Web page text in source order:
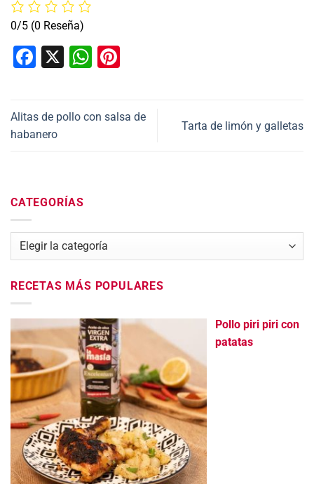
0/5 (0 Reseña)
Facebook
X WhatsApp
Alitas de pollo con salsa de
habanero
Tarta de limón y galletas
CATEGORÍAS
Categorías
RECETAS MÁS POPULARES
Pollo piri piri con
patatas